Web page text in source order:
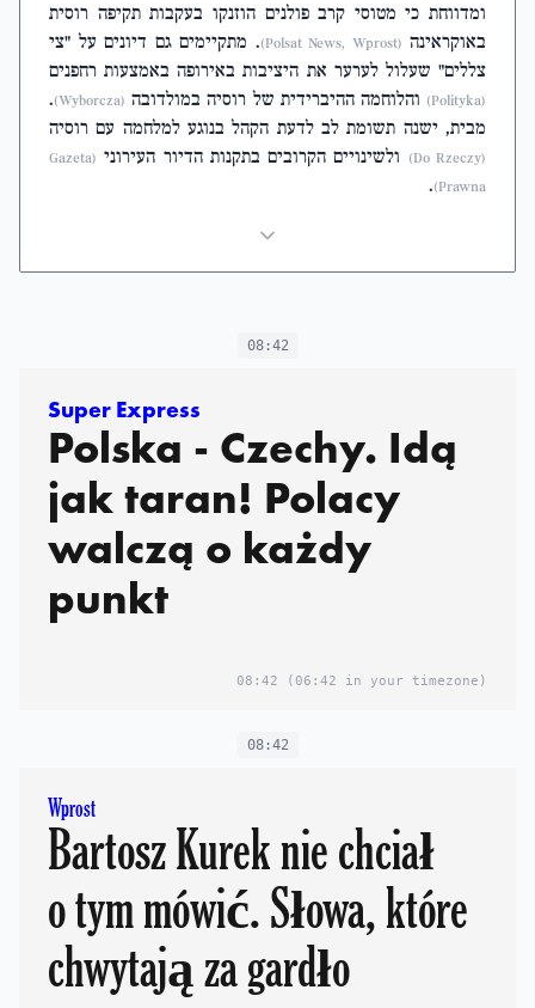
ומדווחת כי מטוסי קרב פולנים הוזנקו בעקבות תקיפה רוסית
באוקראינה (Polsat News, Wprost)
. מתקיימים גם דיונים על "צי
צללים" שעלול לערער את היציבות באירופה באמצעות רחפנים
(Polityka) והלוחמה ההיברידית של רוסיה במולדובה (Wyborcza)
.
מבית, ישנה תשומת לב לדעת הקהל בנוגע למלחמה עם רוסיה
(Do Rzeczy) ולשינויים הקרובים בתקנות הדיור העירוני
(Gazeta
Prawna)
.
08:42
Super Express
Polska - Czechy. Idą
jak taran! Polacy
walczą o każdy
punkt
08:42 (06:42 in your timezone)
08:42
Wprost
Bartosz Kurek nie chciał
o tym mówić. Słowa, które
chwytają za gardło